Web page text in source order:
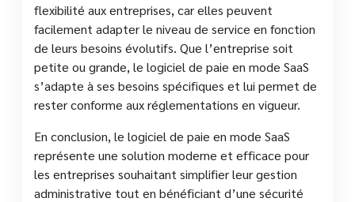
flexibilité aux entreprises, car elles peuvent
facilement adapter le niveau de service en fonction
de leurs besoins évolutifs. Que l’entreprise soit
petite ou grande, le logiciel de paie en mode SaaS
s’adapte à ses besoins spécifiques et lui permet de
rester conforme aux réglementations en vigueur.
En conclusion, le logiciel de paie en mode SaaS
représente une solution moderne et efficace pour
les entreprises souhaitant simplifier leur gestion
administrative tout en bénéficiant d’une sécurité